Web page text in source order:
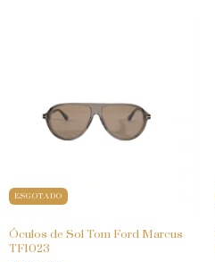
ESGOTADO
Óculos de Sol Tom Ford Marcus
TF1023